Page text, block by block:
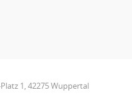
1, 42275 Wuppertal